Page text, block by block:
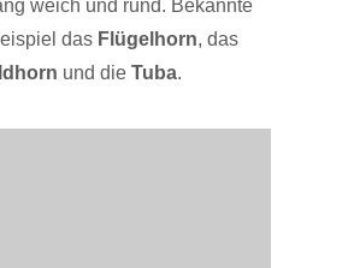
weich und rund. Bekannte
das Flügelhorn, das
und die Tuba.